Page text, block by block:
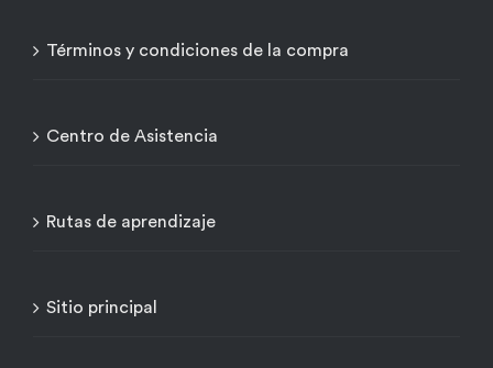
Términos y condiciones de la compra
Centro de Asistencia
Rutas de aprendizaje
Sitio principal